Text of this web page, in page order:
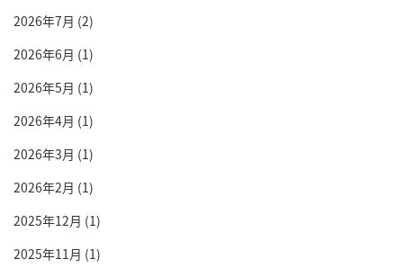
2026年7月 (2)
2026年6月 (1)
2026年5月 (1)
2026年4月 (1)
2026年3月 (1)
2026年2月 (1)
2025年12月 (1)
2025年11月 (1)